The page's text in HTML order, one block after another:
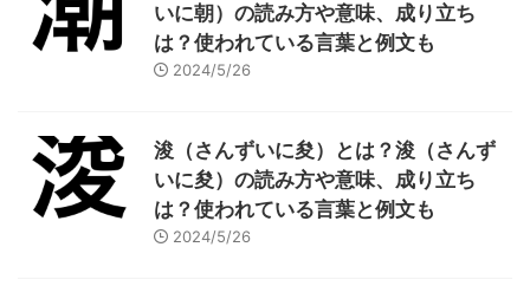
いに朝）の読み方や意味、成り立ち
は？使われている言葉と例文も
2024/5/26
浚（さんずいに夋）とは？浚（さんず
いに夋）の読み方や意味、成り立ち
は？使われている言葉と例文も
2024/5/26